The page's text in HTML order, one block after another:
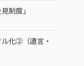
制度」
化②（遺言・